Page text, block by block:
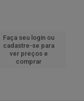
Faça seu login ou
cadastre-se para
ver preços e
comprar